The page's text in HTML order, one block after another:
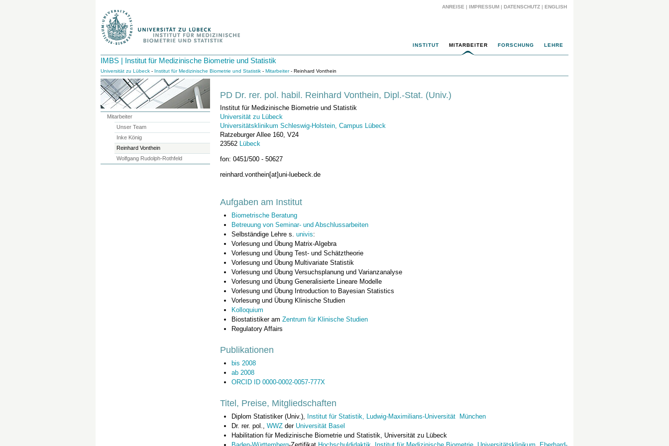
ANREISE | IMPRESSUM | DATENSCHUTZ | ENGLISH
INSTITUT MITARBEITER FORSCHUNG LEHRE
IMBS | Institut für Medizinische Biometrie und Statistik
Universität zu Lübeck - Institut für Medizinische Biometrie und Statistik - Mitarbeiter- Reinhard Vonthein
PD Dr. rer. pol. habil. Reinhard Vonthein, Dipl.-Stat. (Univ.)
Institut für Medizinische Biometrie und Statistik
Universität zu Lübeck
Universitätsklinikum Schleswig-Holstein, Campus Lübeck
Ratzeburger Allee 160, V24
23562 Lübeck
fon: 0451/500 - 50627
reinhard.vonthein[at]uni-luebeck.de
Aufgaben am Institut
Biometrische Beratung
Betreuung von Seminar- und Abschlussarbeiten
Selbständige Lehre s.univis:
Vorlesung und Übung Matrix-Algebra
Vorlesung und Übung Test- und Schätztheorie
Vorlesung und Übung Multivariate Statistik
Vorlesung und Übung Versuchsplanung und Varianzanalyse
Vorlesung und Übung Generalisierte Lineare Modelle
Vorlesung und Übung Introduction to Bayesian Statistics
Vorlesung und Übung Klinische Studien
Kolloquium
Biostatistiker amZentrum für Klinische Studien
Regulatory Affairs
Publikationen
bis 2008
ab 2008
ORCID ID 0000-0002-0057-777X
Titel, Preise, Mitgliedschaften
Diplom Statistiker (Univ.), Institut für Statistik, Ludwig-Maximilians-Universität
München
Dr. rer. pol.,WWZ der Universität Basel
Habilitation für Medizinische Biometrie und Statistik, Universität zu Lübeck
Mitarbeiter
Unser Team
Inke König
Reinhard Vonthein
Wolfgang Rudolph-Rothfeld